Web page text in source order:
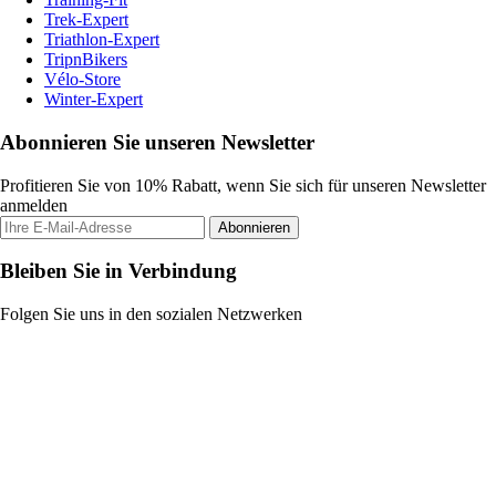
Trek-Expert
Triathlon-Expert
TripnBikers
Vélo-Store
Winter-Expert
Abonnieren Sie unseren Newsletter
Profitieren Sie von 10% Rabatt, wenn Sie sich für unseren Newsletter
anmelden
Abonnieren
Bleiben Sie in Verbindung
Folgen Sie uns in den sozialen Netzwerken